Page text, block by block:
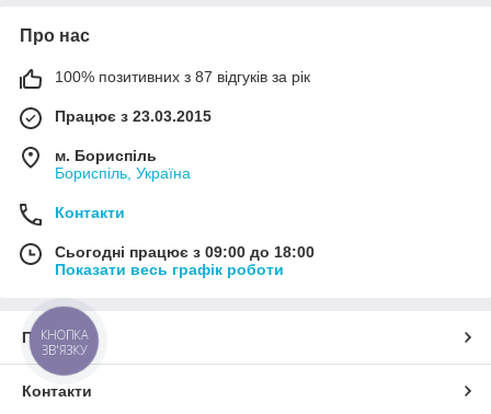
Про нас
100% позитивних з 87 відгуків за рік
Працює з 23.03.2015
м. Бориспіль
Бориспіль, Україна
Контакти
Сьогодні працює з 09:00 до 18:00
Показати весь графік роботи
Про нас
Контакти
КНОПКА
ЗВ'ЯЗКУ